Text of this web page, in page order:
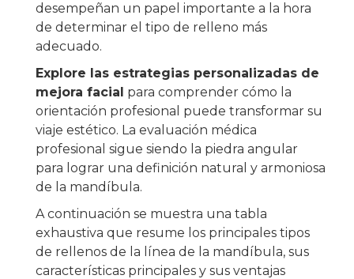
desempeñan un papel importante a la hora
de determinar el tipo de relleno más
adecuado.
Explore las estrategias personalizadas de
mejora facial para comprender cómo la
orientación profesional puede transformar su
viaje estético. La evaluación médica
profesional sigue siendo la piedra angular
para lograr una definición natural y armoniosa
de la mandíbula.
A continuación se muestra una tabla
exhaustiva que resume los principales tipos
de rellenos de la línea de la mandíbula, sus
características principales y sus ventajas